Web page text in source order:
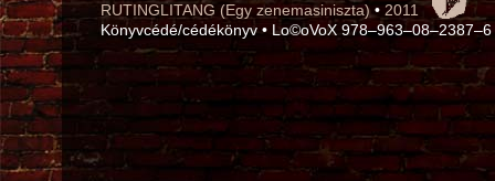
RUTINGLITANG (Egy zenemasiniszta)• 2011
Könyvcédé/cédékönyv • Lo©oVoX 978–963–08–2387–6